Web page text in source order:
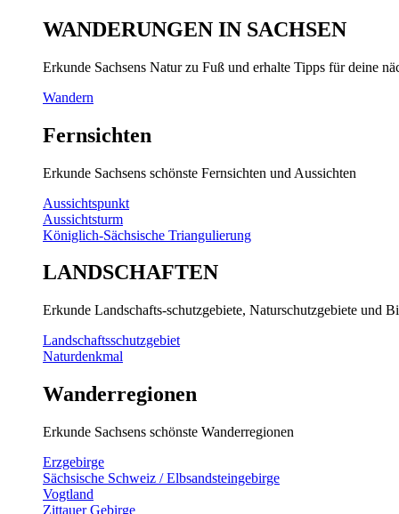
WANDERUNGEN IN SACHSEN
Erkunde Sachsens Natur zu Fuß und erhalte Tipps für deine
Wandern
Fernsichten
Erkunde Sachsens schönste Fernsichten und Aussichten
Aussichtspunkt
Aussichtsturm
Königlich-Sächsische Triangulierung
LANDSCHAFTEN
Erkunde Landschafts-schutzgebiete, Naturschutzgebiete und
Landschaftsschutzgebiet
Naturdenkmal
Wanderregionen
Erkunde Sachsens schönste Wanderregionen
Erzgebirge
Sächsische Schweiz / Elbsandsteingebirge
Vogtland
Zittauer Gebirge